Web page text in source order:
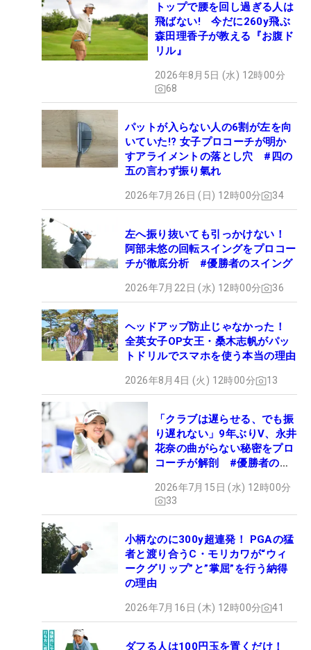
トップで腰を回し過ぎる人は
飛ばない! 今だに260y飛ぶ
森田理香子が教える『お腹ド
リル』
2026年8月5日 (水) 12時00分
68
パットが入らない人の6割が左を向
いていた!? 女子プロコーチが明か
すアライメントの落とし穴 #四の
五の言わず振り氣れ
2026年7月26日 (日) 12時00分 34
左へ振り抜いても引っかけない！
阿部未悠の回転スイングをプロコー
チが徹底分析 #優勝者のスイング
2026年7月22日 (水) 12時00分 36
ヘッドアップ防止じゃなかった！
全英女子OP女王・桑木志帆がパッ
トドリルでスマホを使う本当の理由
2026年8月4日 (火) 12時00分 13
「クラブは遅らせる、でも振
り遅れない」9年ぶりV、永井
花奈の曲がらない秘密をプロ
コーチが解剖 #優勝者のス
2026年7月15日 (水) 12時00分
33
小柄なのに300y超連発！ PGAの猛
者と渡り合うC・モリカワが“ウィ
ークグリップ”と”掌屈”を行う納得
の理由
2026年7月16日 (木) 12時00分 41
ダフる人は100円玉を置くだけ！